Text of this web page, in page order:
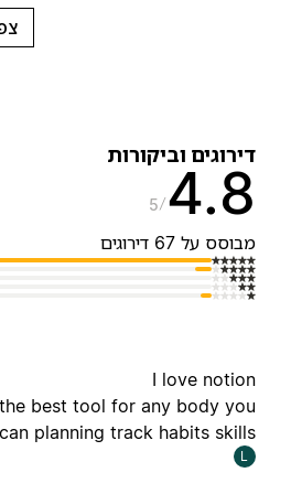
צפייה
וביקורות
5
על 67 דירוגים
I love
is the best tool for any body
can planning track habits